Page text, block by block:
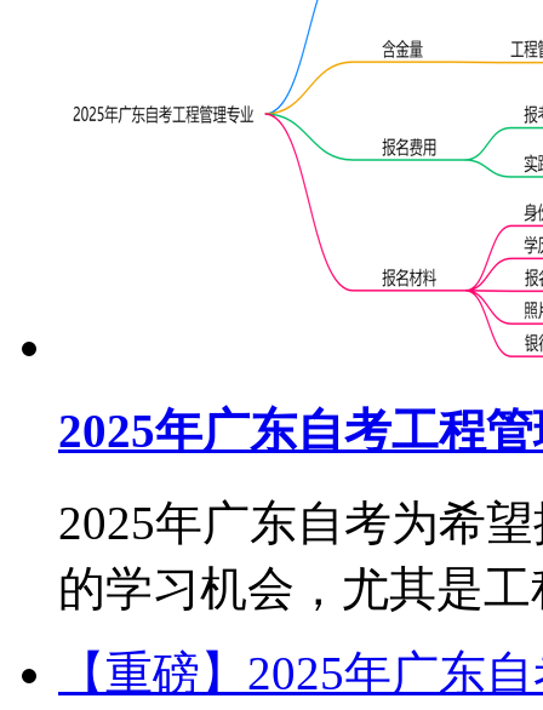
2025年广东自考工程
2025年广东自考为希
的学习机会，尤其是工
【重磅】2025年广东